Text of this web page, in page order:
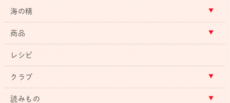
海の精
商品
レシピ
クラブ
読みもの